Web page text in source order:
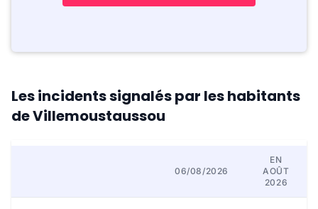
Les incidents signalés par les habitants
de Villemoustaussou
06/08/2026
EN
AOÛT
2026